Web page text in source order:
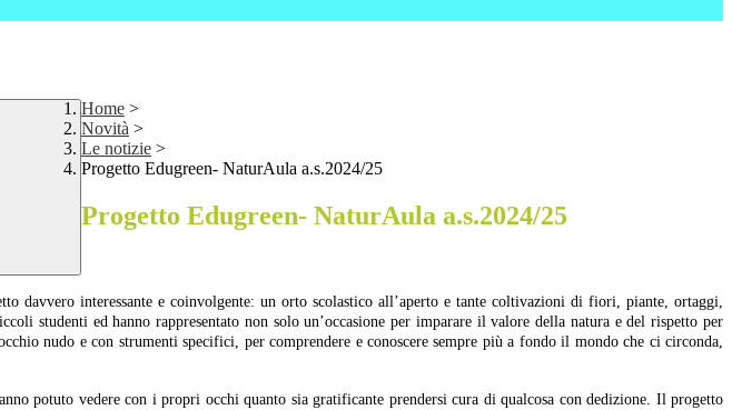
Home >
Novità >
Le notizie >
Progetto Edugreen- NaturAula a.s.2024/25
Progetto Edugreen- NaturAula a.s.2024/25
davvero interessante e coinvolgente: un orto scolastico all’aperto e tante coltivazioni di fiori, piante, ortaggi,
studenti ed hanno rappresentato non solo un’occasione per imparare il valore della natura e del rispetto per
nudo e con strumenti specifici, per comprendere e conoscere sempre più a fondo il mondo che ci circonda,
potuto vedere con i propri occhi quanto sia gratificante prendersi cura di qualcosa con dedizione. Il progetto